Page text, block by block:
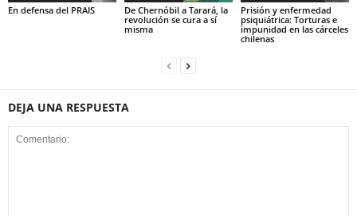
En defensa del PRAIS
De Chernóbil a Tarará, la
revolución se cura a sí
misma
Prisión y enfermedad
psiquiátrica: Torturas e
impunidad en las cárceles
chilenas
DEJA UNA RESPUESTA